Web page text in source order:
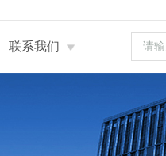
联系我们